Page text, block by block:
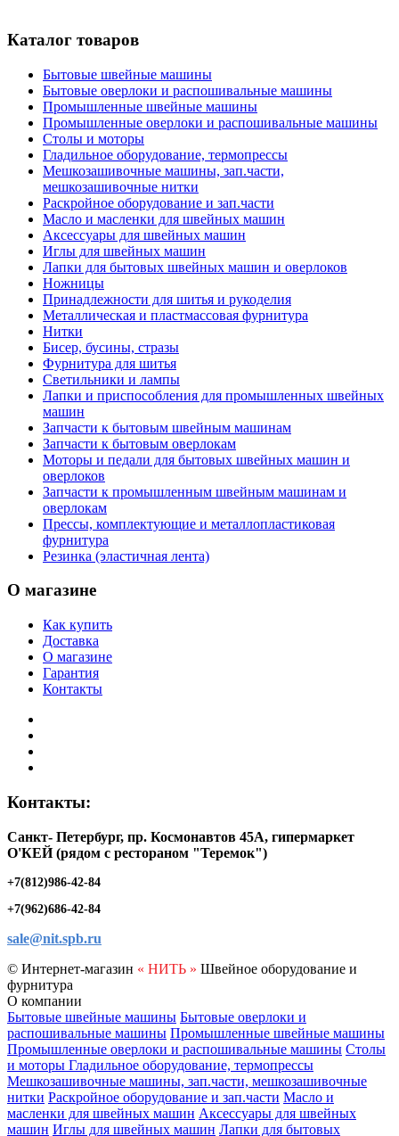
Каталог товаров
Бытовые швейные машины
Бытовые оверлоки и распошивальные машины
Промышленные швейные машины
Промышленные оверлоки и распошивальные машины
Столы и моторы
Гладильное оборудование, термопрессы
Мешкозашивочные машины, зап.части,
мешкозашивочные нитки
Раскройное оборудование и зап.части
Масло и масленки для швейных машин
Аксессуары для швейных машин
Иглы для швейных машин
Лапки для бытовых швейных машин и оверлоков
Ножницы
Принадлежности для шитья и рукоделия
Металлическая и пластмассовая фурнитура
Нитки
Бисер, бусины, стразы
Фурнитура для шитья
Светильники и лампы
Лапки и приспособления для промышленных швейных
машин
Запчасти к бытовым швейным машинам
Запчасти к бытовым оверлокам
Моторы и педали для бытовых швейных машин и
оверлоков
Запчасти к промышленным швейным машинам и
оверлокам
Прессы, комплектующие и металлопластиковая
фурнитура
Резинка (эластичная лента)
О магазине
Как купить
Доставка
О магазине
Гарантия
Контакты
Контакты:
Санкт- Петербург, пр. Космонавтов 45А, гипермаркет
O'КЕЙ (рядом с рестораном "Теремок")
+7(812)986-42-84
+7(962)686-42-84
sale@nit.spb.ru
© Интернет-магазин « НИТЬ » Швейное оборудование и
фурнитура
О компании
Бытовые швейные машины Бытовые оверлоки и
распошивальные машины Промышленные швейные машины
Промышленные оверлоки и распошивальные машины Столы
и моторы Гладильное оборудование, термопрессы
Мешкозашивочные машины, зап.части, мешкозашивочные
нитки Раскройное оборудование и зап.части Масло и
масленки для швейных машин Аксессуары для швейных
машин Иглы для швейных машин Лапки для бытовых